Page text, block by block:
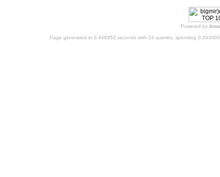
Powered by
Page generated in 0.466952 seconds with 24 queries, spending